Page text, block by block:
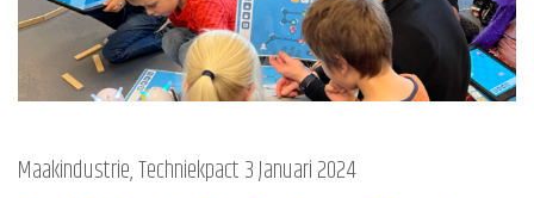
Maakindustrie,Techniekpact3 Januari 2024